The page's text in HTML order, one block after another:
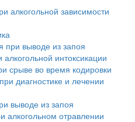
алкогольной зависимости
при выводе из запоя
интоксикации
срыве во время кодировки
диагностике и лечении
выводе из запоя
алкогольном отравлении